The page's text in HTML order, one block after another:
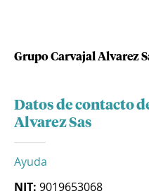
Grupo Carvajal Alvarez
Datos de contacto
Alvarez Sas
Ayuda
NIT: 9019653068